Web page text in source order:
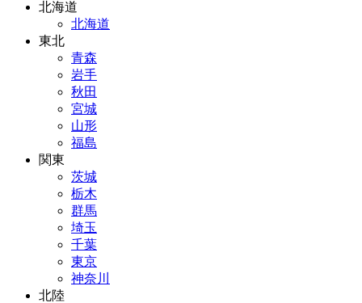
北海道
北海道
東北
青森
岩手
秋田
宮城
山形
福島
関東
茨城
栃木
群馬
埼玉
千葉
東京
神奈川
北陸